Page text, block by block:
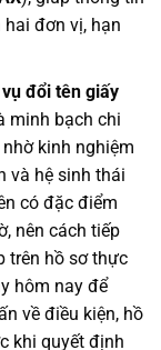
đơn vị, hạn
đổi tên giấy
minh bạch chi
kinh nghiệm
và hệ sinh thái
có đặc điểm
nên cách tiếp
trên hồ sơ thực
hôm nay để
về điều kiện, hồ
khi quyết định